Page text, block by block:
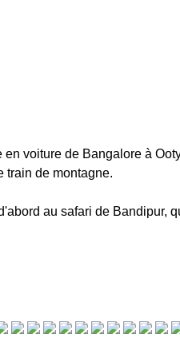
voiture de Bangalore à
train de montagne.
au safari de Bandipur,